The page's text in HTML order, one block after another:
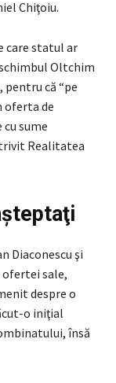
Chiţoiu.
care statul ar
Oltchim
pentru că “pe
oferta de
sume
Realitatea
Diaconescu şi
sale,
despre o
o iniţial
însă